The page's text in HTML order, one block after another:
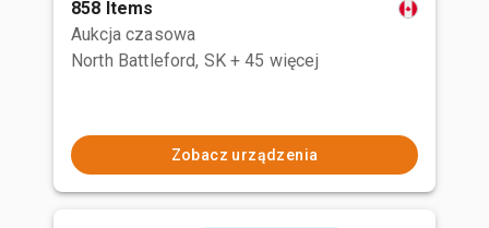
858 Items
Aukcja czasowa
North Battleford, SK + 45 więcej
Zobacz urządzenia